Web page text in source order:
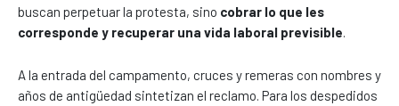
buscan perpetuar la protesta, sino cobrar lo que les
corresponde y recuperar una vida laboral previsible
A la entrada del campamento, cruces y remeras con nombres y
años de antigüedad sintetizan el reclamo. Para los despedidos